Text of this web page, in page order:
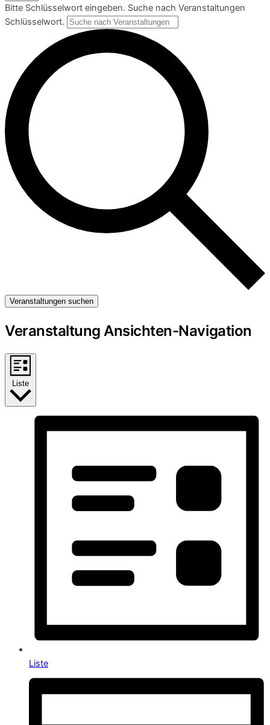
Bitte Schlüsselwort eingeben. Suche nach Veranstaltungen
Schlüsselwort.
Veranstaltungen suchen
Veranstaltung Ansichten-Navigation
Liste
Liste